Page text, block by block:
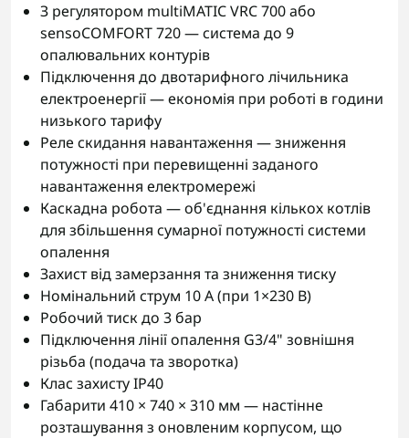
З регулятором multiMATIC VRC 700 або
sensoCOMFORT 720 — система до 9
опалювальних контурів
Підключення до двотарифного лічильника
електроенергії — економія при роботі в години
низького тарифу
Реле скидання навантаження — зниження
потужності при перевищенні заданого
навантаження електромережі
Каскадна робота — об'єднання кількох котлів
для збільшення сумарної потужності системи
опалення
Захист від замерзання та зниження тиску
Номінальний струм 10 А (при 1×230 В)
Робочий тиск до 3 бар
Підключення лінії опалення G3/4" зовнішня
різьба (подача та зворотка)
Клас захисту IP40
Габарити 410 × 740 × 310 мм — настінне
розташування з оновленим корпусом, що